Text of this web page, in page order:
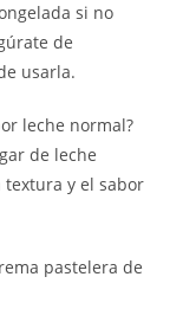
si no
de
usarla.
leche normal?
de leche
y el sabor
pastelera de